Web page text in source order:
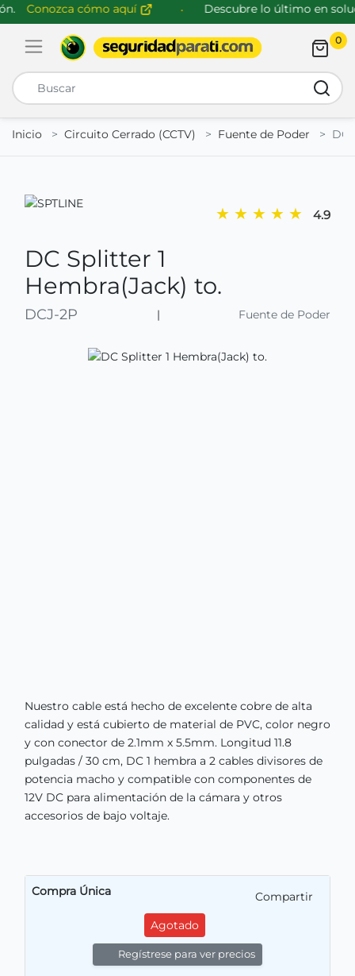
Conozca cómo aquí Descubre lo último en
Abrir menú de navegación
0
Inicio
Circuito Cerrado (CCTV) Fuente de Poder
★ ★ ★ ★ ★ 4.9
DC Splitter 1
Hembra(Jack) to.
DCJ-2P | Fuente de Poder
Nuestro cable está hecho de excelente cobre de alta
calidad y está cubierto de material de PVC, color negro
y con conector de 2.1mm x 5.5mm. Longitud 11.8
pulgadas / 30 cm, DC 1 hembra a 2 cables divisores de
potencia macho y compatible con componentes de
12V DC para alimentación de la cámara y otros
accesorios de bajo voltaje.
Compra Única
Compartir
Agotado
Regístrese para ver precios